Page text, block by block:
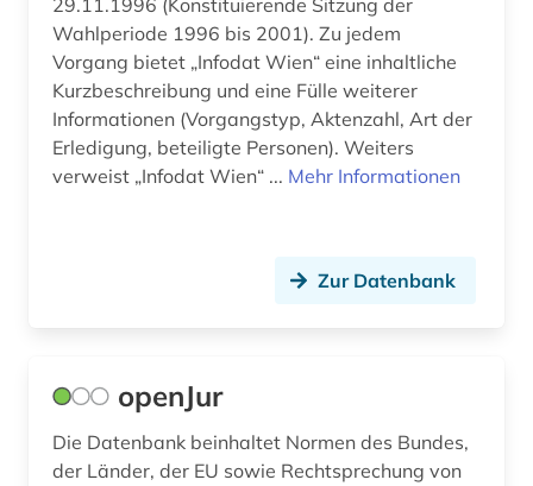
rechtsnorm (2)
rechtsprechung (13)
rechtssprechung (2)
rechtsverfahren (1)
saarland (1)
29.11.1996 (Konstituierende Sitzung der
Wahlperiode 1996 bis 2001). Zu jedem
Vorgang bietet „Infodat Wien“ eine inhaltliche
Kurzbeschreibung und eine Fülle weiterer
Informationen (Vorgangstyp, Aktenzahl, Art der
Erledigung, beteiligte Personen). Weiters
verweist „Infodat Wien“ ... Mehr Informationen
Zur Datenbank
openJur
Die Datenbank beinhaltet Normen des Bundes,
der Länder, der EU sowie Rechtsprechung von